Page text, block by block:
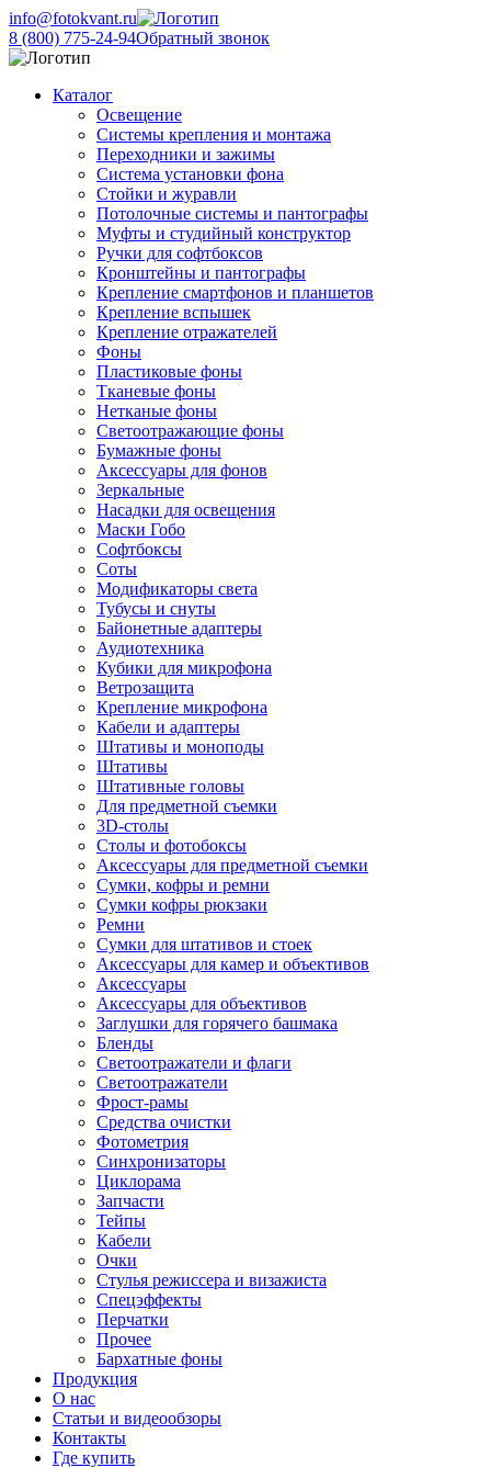
info@fotokvant.ru
8 (800) 775-24-94Обратный звонок
Каталог
Освещение
Системы крепления и монтажа
Переходники и зажимы
Система установки фона
Стойки и журавли
Потолочные системы и пантографы
Муфты и студийный конструктор
Ручки для софтбоксов
Кронштейны и пантографы
Крепление смартфонов и планшетов
Крепление вспышек
Крепление отражателей
Фоны
Пластиковые фоны
Тканевые фоны
Нетканые фоны
Светоотражающие фоны
Бумажные фоны
Аксессуары для фонов
Зеркальные
Насадки для освещения
Маски Гобо
Софтбоксы
Соты
Модификаторы света
Тубусы и снуты
Байонетные адаптеры
Аудиотехника
Кубики для микрофона
Ветрозащита
Крепление микрофона
Кабели и адаптеры
Штативы и моноподы
Штативы
Штативные головы
Для предметной съемки
3D-столы
Столы и фотобоксы
Аксессуары для предметной съемки
Сумки, кофры и ремни
Сумки кофры рюкзаки
Ремни
Сумки для штативов и стоек
Аксессуары для камер и объективов
Аксессуары
Аксессуары для объективов
Заглушки для горячего башмака
Бленды
Светоотражатели и флаги
Светоотражатели
Фрост-рамы
Средства очистки
Фотометрия
Синхронизаторы
Циклорама
Запчасти
Тейпы
Кабели
Очки
Стулья режиссера и визажиста
Спецэффекты
Перчатки
Прочее
Бархатные фоны
Продукция
О нас
Статьи и видеообзоры
Контакты
Где купить